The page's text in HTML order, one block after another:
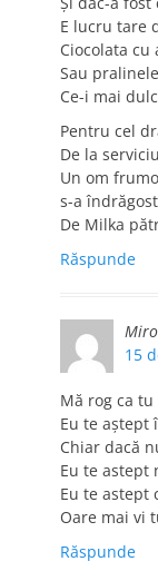
E lucru tare
Ciocolata cu
Sau
Ce-i mai
Pentru cel
De la
Un om
s-a
De Milka
Răspunde
15
Mă rog ca tu
Eu te aştept
Chiar dacă
Eu te astept
Eu te astept
Oare mai vi
Răspunde